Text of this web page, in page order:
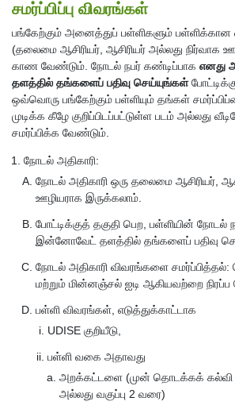
சமர்ப்பிப்பு விவரங்கள்
பங்கேற்கும் அனைத்துப் பள்ளிகளும் பள்ளிக்கான
(தலைமை ஆசிரியர், ஆசிரியர் அல்லது
காண வேண்டும். நோடல் நபர் கண்டிப்பாக எனது
தளத்தில் தங்களைப் பதிவு செய்யுங்கள்
ஒவ்வொரு பங்கேற்கும் பள்ளியும் தங்கள்
முடிக்க கீழே குறிப்பிடப்பட்டுள்ள படம் அல்லது
சமர்ப்பிக்க வேண்டும்.
நோடல் அதிகாரி:
நோடல் அதிகாரி ஒரு தலைமை ஆசிரியர்,
ஊழியராக இருக்கலாம்.
போட்டிக்குத் தகுதி பெற, பள்ளியின் நோடல்
இன்னோவேட் தளத்தில் தங்களைப் பதிவு
நோடல் அதிகாரி விவரங்களை
மற்றும் மின்னஞ்சல் ஐடி ஆகியவற்றை
பள்ளி விவரங்கள், எடுத்துக்காட்டாக
UDISE குறியீடு,
பள்ளி வகை அதாவது
அறக்கட்டளை (முன் தொடக்கக் கல்வி
அல்லது வகுப்பு 2 வரை)